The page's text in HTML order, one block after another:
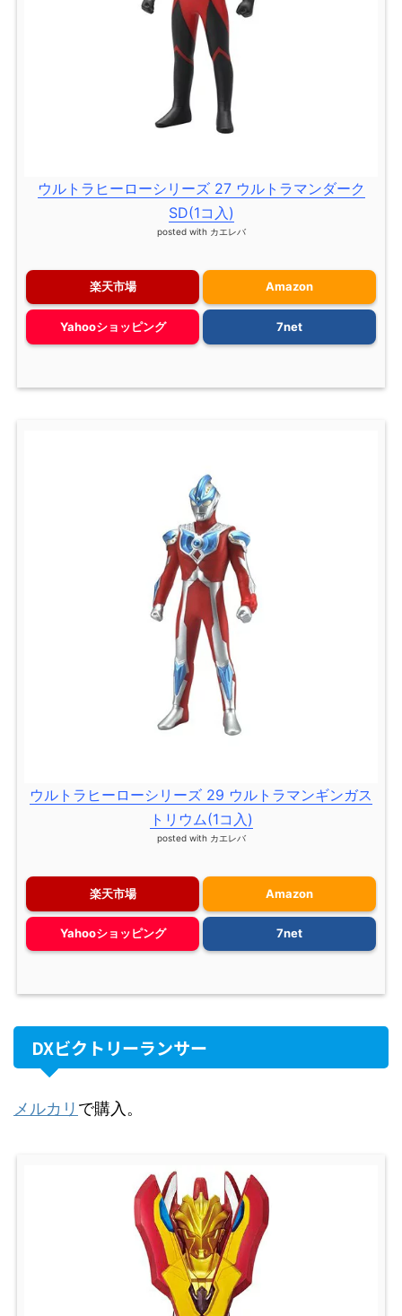
ウルトラヒーローシリーズ 27 ウルトラマンダーク
SD(1コ入)
posted with カエレバ
楽天市場 Amazon
Yahooショッピング 7net
ウルトラヒーローシリーズ 29 ウルトラマンギンガス
トリウム(1コ入)
posted with カエレバ
楽天市場 Amazon
Yahooショッピング 7net
DXビクトリーランサー
メルカリ で購入。